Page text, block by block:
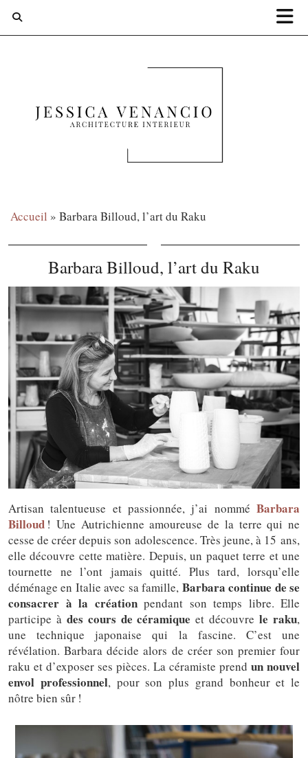
Accueil » Barbara Billoud, l’art du Raku
Barbara Billoud, l’art du Raku
Artisan talentueuse et passionnée, j’ai nommé Barbara
Billoud ! Une Autrichienne amoureuse de la terre qui ne
cesse de créer depuis son adolescence. Très jeune, à 15 ans,
elle découvre cette matière. Depuis, un paquet terre et une
tournette ne l’ont jamais quitté. Plus tard, lorsqu’elle
déménage en Italie avec sa famille, Barbara continue de se
consacrer à la créationpendant son temps libre. Elle
participe à des cours de céramique et découvrele raku,
une technique japonaise qui la fascine. C’est une
révélation.Barbara décide alors de créer son premier four
raku et d’exposer ses pièces. La céramiste prend un nouvel
envol professionnel, pour son plus grand bonheur et le
nôtre bien sûr !